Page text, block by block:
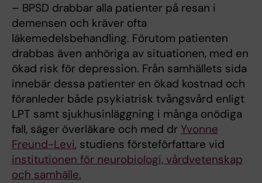
– BPSD drabbar alla patienter på resan i
demensen och kräver ofta
läkemedelsbehandling. Förutom patienten
drabbas även anhöriga av situationen, med en
ökad risk för depression. Från samhällets sida
innebär dessa patienter en ökad kostnad och
föranleder både psykiatrisk tvångsvård enligt
LPT samt sjukhusinläggning i många onödiga
fall, säger överläkare och med dr Yvonne
Freund-Levi, studiens försteförfattare vid
institutionen för neurobiologi, vårdvetenskap
och samhälle.